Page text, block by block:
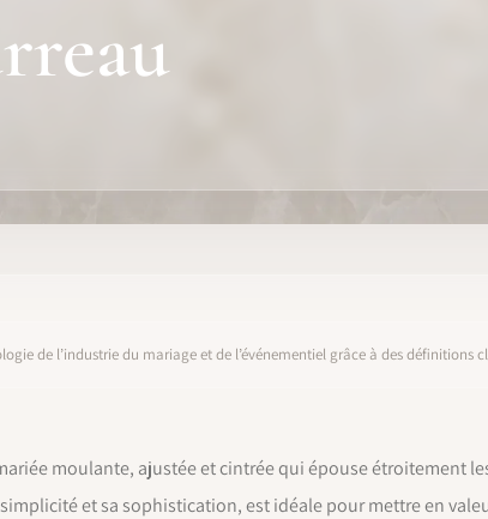
de l’industrie du mariage et de l’événementiel grâce à des définitions
moulante, ajustée et cintrée qui épouse étroitement
et sa sophistication, est idéale pour mettre en